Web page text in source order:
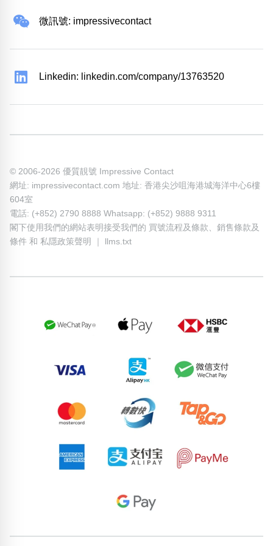
微訊號: impressivecontact
Linkedin: linkedin.com/company/13763520
© 2006-2026 優質靚號 Impressive Contact
網址: impressivecontact.com 地址: 香港尖沙咀海港城海洋中心6樓
604室
電話: (+852) 2790 8888 Whatsapp: (+852) 9888 9311
閣下使用我們的網站表明接受我們的 買號流程及條款、 銷售條款及
條件 和 私隱政策聲明 llms.txt